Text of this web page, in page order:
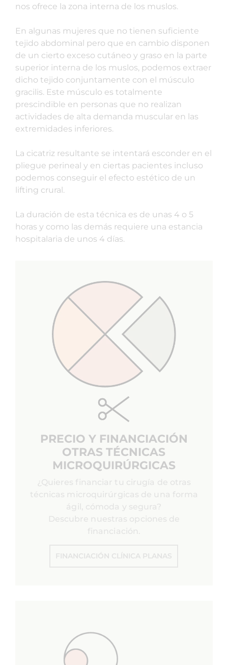
nos ofrece la zona interna de los muslos.
En algunas mujeres que no tienen suficiente
tejido abdominal pero que en cambio disponen
de un cierto exceso cutáneo y graso en la parte
superior interna de los muslos, podemos extraer
dicho tejido conjuntamente con el músculo
gracilis. Este músculo es totalmente
prescindible en personas que no realizan
actividades de alta demanda muscular en las
extremidades inferiores.
La cicatriz resultante se intentará esconder en el
pliegue perineal y en ciertas pacientes incluso
podemos conseguir el efecto estético de un
lifting crural.
La duración de esta técnica es de unas 4 o 5
horas y como las demás requiere una estancia
hospitalaria de unos 4 días.
PRECIO Y FINANCIACIÓN
OTRAS TÉCNICAS
MICROQUIRÚRGICAS
¿Quieres financiar tu cirugía de otras
técnicas microquirúrgicas de una forma
ágil, cómoda y segura?
Descubre nuestras opciones de
financiación.
FINANCIACIÓN CLÍNICA PLANAS